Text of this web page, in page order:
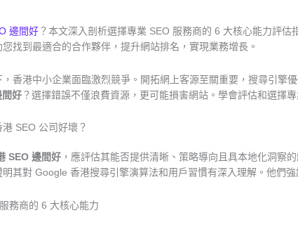
邊間好 ？本文深入剖析選擇專業 SEO 服務商的 6 大核心能力評
找到最適合的合作夥伴，提升網站排名，實現業務增長。
香港中小企業面臨激烈競爭。開拓網上客源至關重要，搜尋引擎
間好 ？選擇錯誤不僅浪費資源，更可能損害網站。學會評估和選擇
SEO 公司好壞？
SEO 邊間好 ，應評估其能否提供清晰、策略導向且具本地化洞察
其對 Google 香港搜尋引擎演算法和用戶習慣有深入理解。他們
務商的 6 大核心能力